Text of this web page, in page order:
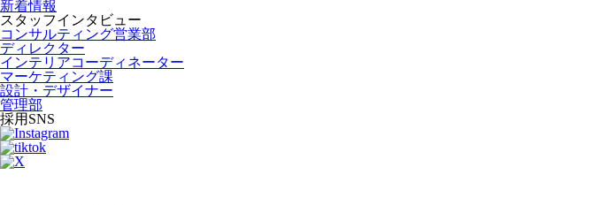
新着情報
スタッフインタビュー
コンサルティング営業部
ディレクター
インテリアコーディネーター
マーケティング課
設計・デザイナー
管理部
採用SNS